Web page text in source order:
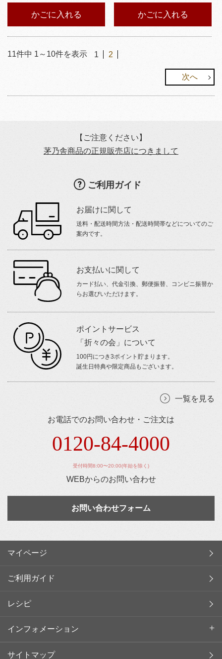
かごに入れる かごに入れる
11件中 1 ～ 10件を表示 1 2
次へ
【ご注意ください】
茅乃舎商品の正規販売店につきまして
ご利用ガイド
お届けに関して
送料・配送時間方法・配送時間帯などについてのご
案内です。
お支払いに関して
カード払い、代金引換、郵便振替、コンビニ振替か
らお選びいただけます。
ポイントサービス
「折々の会」について
100円につき3ポイント貯まります。
誕生日特典や限定商品もございます。
一覧を見る
お電話でのお問い合わせ・ご注文は
0120-84-4000
受付時間8:00〜20:00(年始を除く)
WEBからのお問い合わせ
お問い合わせフォーム
マイページ
ご利用ガイド
レシピ
インフォメーション
サイトマップ